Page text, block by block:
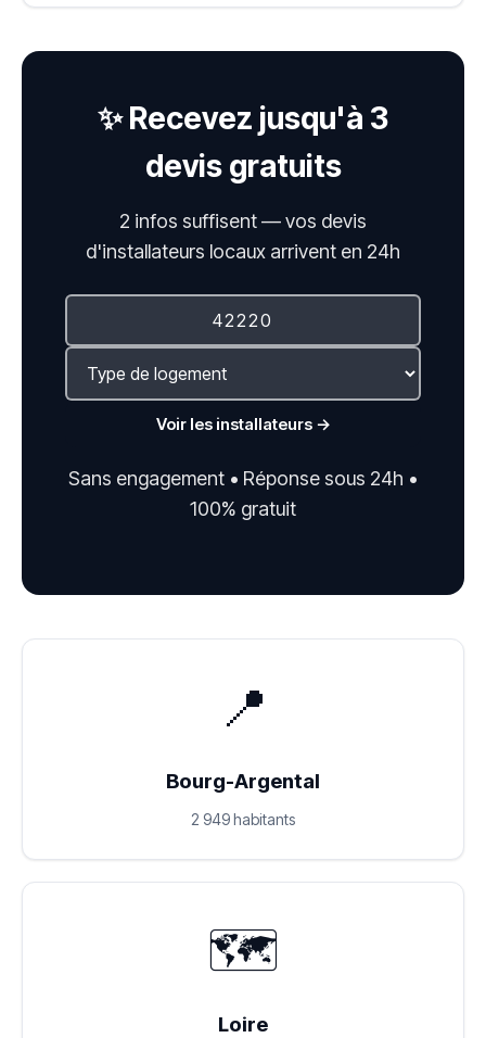
✨ Recevez jusqu'à 3
devis gratuits
2 infos suffisent — vos devis
d'installateurs locaux arrivent en 24h
Voir les installateurs →
Sans engagement • Réponse sous 24h •
100% gratuit
📍
Bourg-Argental
2 949 habitants
🗺️
Loire